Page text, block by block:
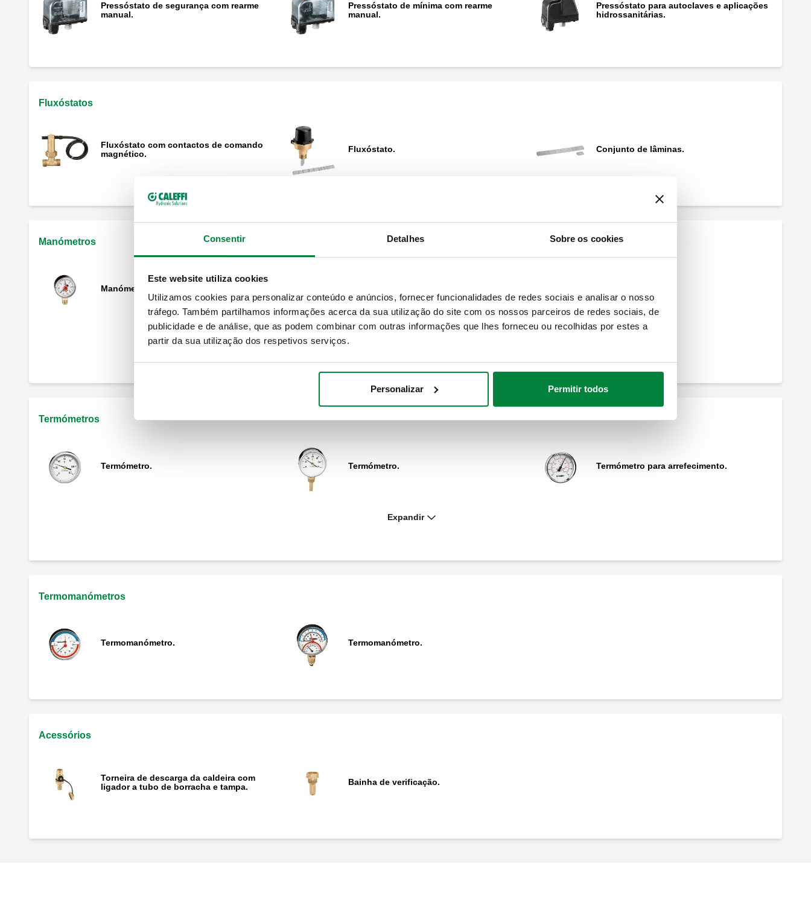
Consentir Detalhes Sobre os cookies
Este website utiliza cookies
Utilizamos cookies para personalizar conteúdo e anúncios, fornecer funcionalidades de redes sociais e analisar o nosso
tráfego. Também partilhamos informações acerca da sua utilização do site com os nossos parceiros de redes sociais, de
publicidade e de análise, que as podem combinar com outras informações que lhes forneceu ou recolhidas por estes a
partir da sua utilização dos respetivos serviços.
Personalizar Permitir todos
Pressóstato de segurança com rearme
manual.
Pressóstato de mínima com rearme
manual.
Pressóstato para autoclaves e aplicações
hidrossanitárias.
Fluxóstatos
Fluxóstato com contactos de comando
magnético.
Fluxóstato. Conjunto de lâminas.
Manómetros
Manómetro.
Termómetros
Termómetro. Termómetro. Termómetro para arrefecimento.
Expandir
Termomanómetros
Termomanómetro. Termomanómetro.
Acessórios
Torneira de descarga da caldeira com
ligador a tubo de borracha e tampa.
Bainha de verificação.